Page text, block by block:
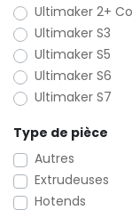
Ultimaker 2+
Ultimaker S3
Ultimaker S5
Ultimaker S6
Ultimaker S7
Type de pièce
Autres
Extrudeuses
Hotends